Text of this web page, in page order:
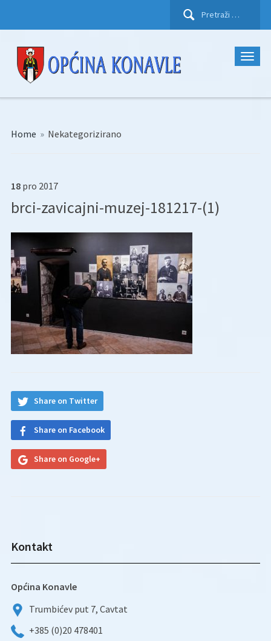
Pretraži:
Home » Nekategorizirano
18 pro 2017
brci-zavicajni-muzej-181217-(1)
Share on Twitter
Share on Facebook
Share on Google+
Kontakt
Općina Konavle
Trumbićev put 7, Cavtat
+385 (0)20 478401